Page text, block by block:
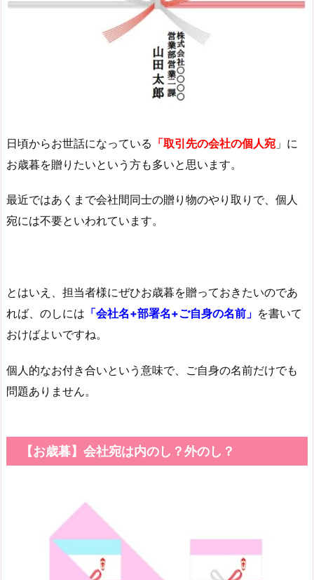
日頃からお世話になっている 「取引先の会社の個人宛」に
お歳暮を贈りたいという方も多いと思います。
最近ではあくまで会社間同士の贈り物のやり取りで、個人
宛には不要といわれています。
とはいえ、担当者様にぜひお歳暮を贈っておきたいのであ
れば、のしには 「会社名+部署名+ご自身の名前」 を書いて
おけばよいですね。
個人的なお付き合いという意味で、ご自身の名前だけでも
問題ありません。
【お歳暮】会社宛は内のし？外のし？